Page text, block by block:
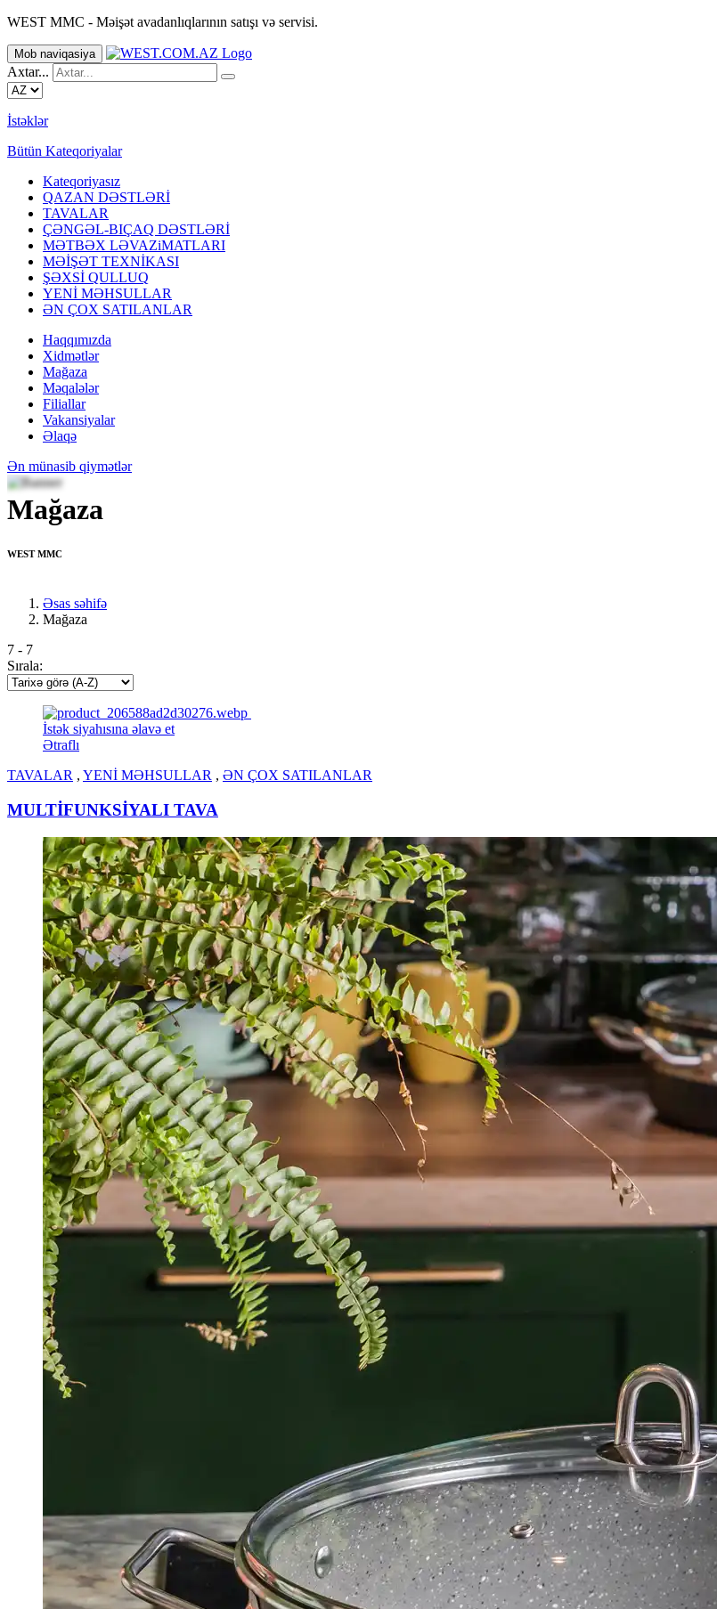
WEST MMC - Məişət avadanlıqlarının satışı və servisi.
Mob naviqasiya
Axtar...
İstəklər
Bütün Kateqoriyalar
Kateqoriyasız
QAZAN DƏSTLƏRİ
TAVALAR
ÇƏNGƏL-BIÇAQ DƏSTLƏRİ
MƏTBƏX LƏVAZiMATLARI
MƏİŞƏT TEXNİKASI
ŞƏXSİ QULLUQ
YENİ MƏHSULLAR
ƏN ÇOX SATILANLAR
Haqqımızda
Xidmətlər
Mağaza
Məqalələr
Filiallar
Vakansiyalar
Əlaqə
Ən münasib qiymətlər
Mağaza
WEST MMC
Əsas səhifə
Mağaza
7 - 7
Sırala:
İstək siyahısına əlavə et
Ətraflı
TAVALAR , YENİ MƏHSULLAR , ƏN ÇOX SATILANLAR
MULTİFUNKSİYALI TAVA